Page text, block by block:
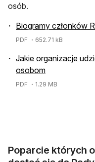
osób.
Biogramy członków
PDF ・652.71 kB
Jakie organizacje
osobom
PDF ・1.29 MB
Poparcie których